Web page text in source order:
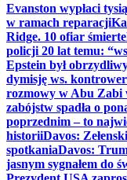
Evanston wypłaci
w ramach reparacji
Ridge. 10 ofiar
policji 20 lat temu:
Epstein był
dymisję ws.
rozmowy w Abu Zabi
zabójstw spadła o
poprzednim – to
historiiDavos:
spotkaniaDavos:
jasnym sygnałem do